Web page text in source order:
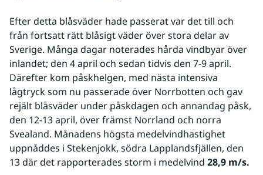
Efter detta blåsväder hade passerat var det till och
från fortsatt rätt blåsigt väder över stora delar av
Sverige. Många dagar noterades hårda vindbyar över
inlandet; den 4 april och sedan tidvis den 7-9 april.
Därefter kom påskhelgen, med nästa intensiva
lågtryck som nu passerade över Norrbotten och gav
rejält blåsväder under påskdagen och annandag påsk,
den 12-13 april, över främst Norrland och norra
Svealand. Månadens högsta medelvindhastighet
uppnåddes i Stekenjokk, södra Lapplandsfjällen, den
13 där det rapporterades storm i medelvind 28,9 m/s.